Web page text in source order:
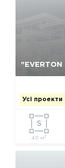
"EVERTON
Усі
40 м2